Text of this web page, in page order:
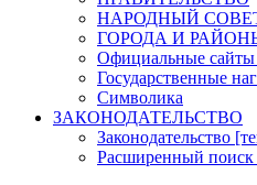
НАРОДНЫЙ
ГОРОДА И
Официальные
Государственные
Символика
ЗАКОНОДАТЕЛЬСТВО
Законодательство
Расширенный поиск